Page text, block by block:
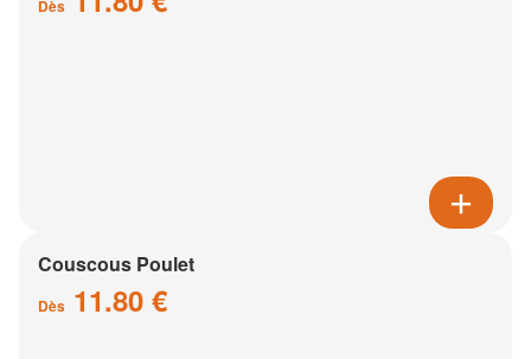
Dès
Couscous Poulet
Dès 11.80 €